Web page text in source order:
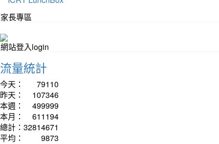
家長專區
網站登入login
流量統計
今天：
79110
昨天：
107346
本週：
499999
本月：
611194
總計： 32814671
平均：
9873